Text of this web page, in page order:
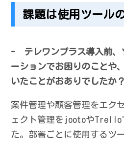
課題は使用ツール
- テレワンプラス導入前、
ーションでお困りのことや
いたことがおありでしたか？
案件管理や顧客管理をエク
ェクト管理をjootoやTrello
た。部署ごとに使用するツ